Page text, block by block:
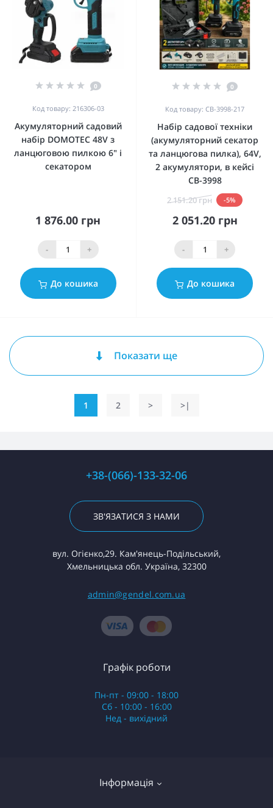
0
Код товару: 216306-03
Акумуляторний садовий
набір DOMOTEC 48V з
ланцюговою пилкою 6" і
секатором
1 876.00 грн
- +
До кошика
0
Код товару: CB-3998-217
Набір садової техніки
(акумуляторний секатор
та ланцюгова пилка), 64V,
2 акумулятори, в кейсі
CB-3998
2 151.20 грн -5%
2 051.20 грн
- +
До кошика
Показати ще
1 2 > >|
+38-(066)-133-32-06
ЗВ'ЯЗАТИСЯ З НАМИ
вул. Огієнко,29. Кам'янець-Подільський,
Хмельницька обл. Україна, 32300
admin@gendel.com.ua
Інформація
Графік роботи
Пн-пт - 09:00 - 18:00
Сб - 10:00 - 16:00
Нед - вихідний